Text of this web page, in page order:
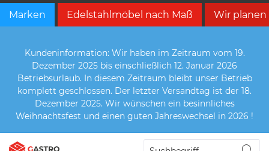
Marken Edelstahlmöbel nach Maß Wir planen
Kundeninformation: Wir haben im Zeitraum vom 19.
Dezember 2025 bis einschließlich 12. Januar 2026
Betriebsurlaub. In diesem Zeitraum bleibt unser Betrieb
komplett geschlossen. Der letzter Versandtag ist der 18.
Dezember 2025. Wir wünschen ein besinnliches
Weihnachtsfest und einen guten Jahreswechsel in 2026 !